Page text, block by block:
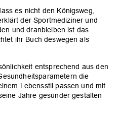
es nicht den Königsweg,
der Sportmediziner und
und dranbleiben ist das
ihr Buch deswegen als
entsprechend aus den
die
Lebensstil passen und mit
Jahre gesünder gestalten